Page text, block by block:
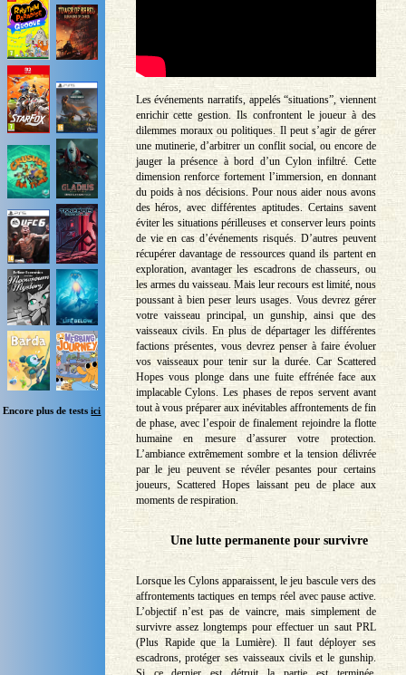
Encore plus de testsici
Les événements narratifs, appelés “situations”, viennent
enrichir cette gestion. Ils confrontent le joueur à des
dilemmes moraux ou politiques. Il peut s’agir de gérer
une mutinerie, d’arbitrer un conflit social, ou encore de
jauger la présence à bord d’un Cylon infiltré. Cette
dimension renforce fortement l’immersion, en donnant
du poids à nos décisions. Pour nous aider nous avons
des héros, avec différentes aptitudes. Certains savent
éviter les situations périlleuses et conserver leurs points
de vie en cas d’événements risqués. D’autres peuvent
récupérer davantage de ressources quand ils partent en
exploration, avantager les escadrons de chasseurs, ou
les armes du vaisseau. Mais leur recours est limité, nous
poussant à bien peser leurs usages. Vous devrez gérer
votre vaisseau principal, un gunship, ainsi que des
vaisseaux civils. En plus de départager les différentes
factions présentes, vous devrez penser à faire évoluer
vos vaisseaux pour tenir sur la durée. Car Scattered
Hopes vous plonge dans une fuite effrénée face aux
implacable Cylons. Les phases de repos servent avant
tout à vous préparer aux inévitables affrontements de fin
de phase, avec l’espoir de finalement rejoindre la flotte
humaine en mesure d’assurer votre protection.
L’ambiance extrêmement sombre et la tension délivrée
par le jeu peuvent se révéler pesantes pour certains
joueurs, Scattered Hopes laissant peu de place aux
moments de respiration.
Une lutte permanente pour survivre
Lorsque les Cylons apparaissent, le jeu bascule vers des
affrontements tactiques en temps réel avec pause active.
L’objectif n’est pas de vaincre, mais simplement de
survivre assez longtemps pour effectuer un saut PRL
(Plus Rapide que la Lumière). Il faut déployer ses
escadrons, protéger ses vaisseaux civils et le gunship.